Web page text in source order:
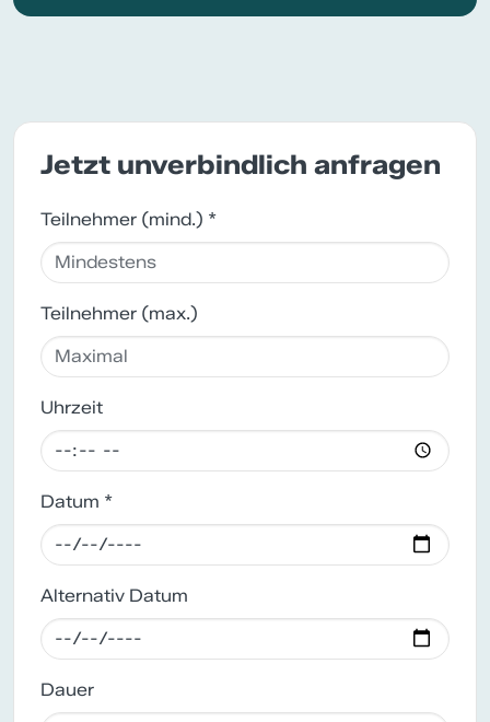
Jetzt unverbindlich anfragen
Teilnehmer (mind.) *
Teilnehmer (max.)
Uhrzeit
Datum *
Alternativ Datum
Dauer